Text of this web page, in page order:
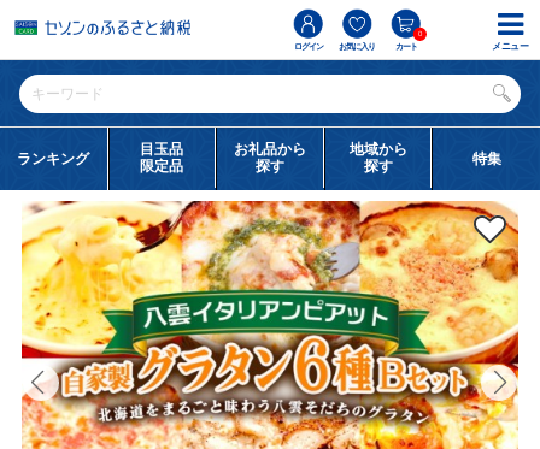
ログイン お気に入り カート
0
ランキング
目玉品
限定品
お礼品から
探す
地域から
探す
特集
メニュー